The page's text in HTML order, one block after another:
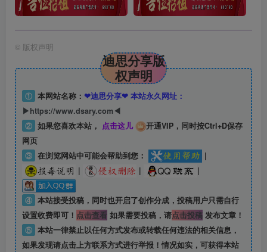
© 版权声明
迪思分享版
权声明
① 本网站名称： ❤迪思分享❤ 本站永久网址：
▶https://www.dsary.com◀
② 如果您喜欢本站， 点击这儿
开通VIP，同时按Ctrl+D保存
网页
③ 在浏览网站中可能会帮助到您：
|
|
| |
④ 本站接受投稿，同时也开启了创作分成，投稿用户只需自行
设置收费即可！ 点击查看如果需要投稿，请点击投稿发布文章！
⑤ 本站一律禁止以任何方式发布或转载任何违法的相关信息，
如果发现请点击上方联系方式进行举报！情况如实，可获得本站